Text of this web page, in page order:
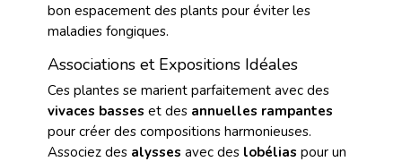
bon espacement des plants pour éviter les
maladies fongiques.
Associations et Expositions Idéales
Ces plantes se marient parfaitement avec des
vivaces basses et des annuelles rampantes
pour créer des compositions harmonieuses.
Associez des alysses avec des lobélias pour un